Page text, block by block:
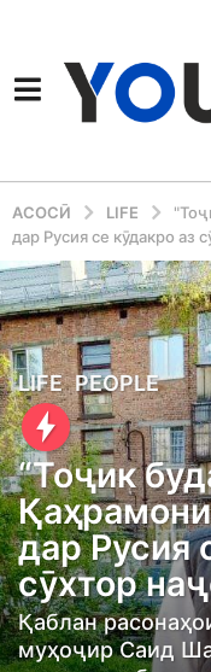
АСОСӢ LIFE
дар Русия се кӯдакро аз
1
y
e
a
r
a
g
o
1
LIFE ,PEOPLE
“Тоҷик
дар Русия
сӯхтор
Қаблан
муҳоҷир Саид